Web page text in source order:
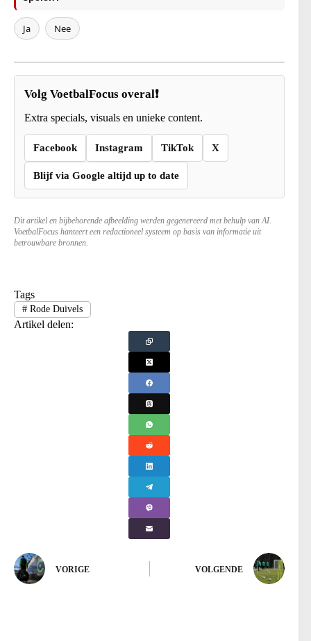
Ja Nee
Volg VoetbalFocus overal❗
Extra specials, visuals en unieke content.
Facebook Instagram TikTok X
Blijf via Google altijd up to date
Dit artikel en bijbehorende afbeelding werden gegenereerd met behulp van AI.
VoetbalFocus hanteert een redactioneel systeem op basis van informatie uit
betrouwbare bronnen.
Tags
#Rode Duivels
Artikel delen:
VORIGE VOLGENDE